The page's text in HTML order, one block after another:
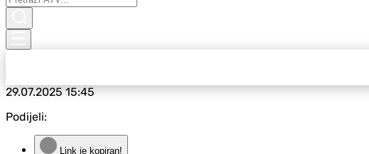
29.07.202515:45
Podijeli:
Link je kopiran!